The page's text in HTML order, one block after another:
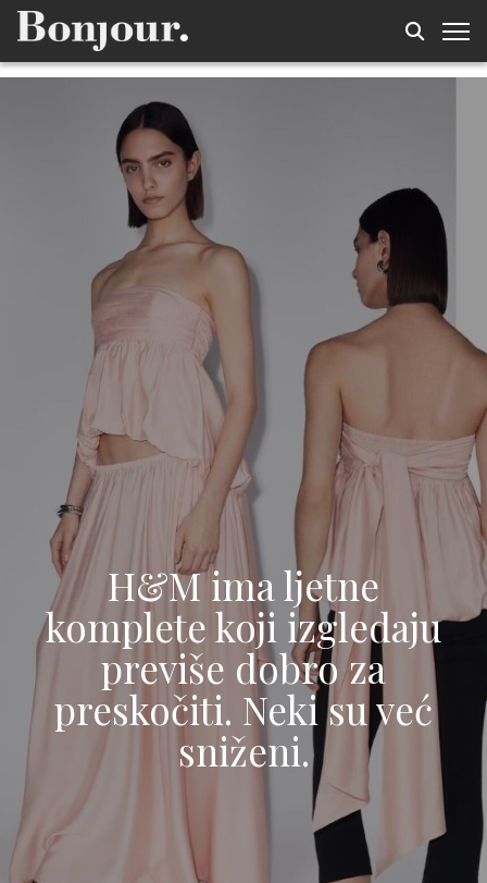
H&M ima ljetne
komplete koji izgledaju
previše dobro za
preskočiti. Neki su već
sniženi.